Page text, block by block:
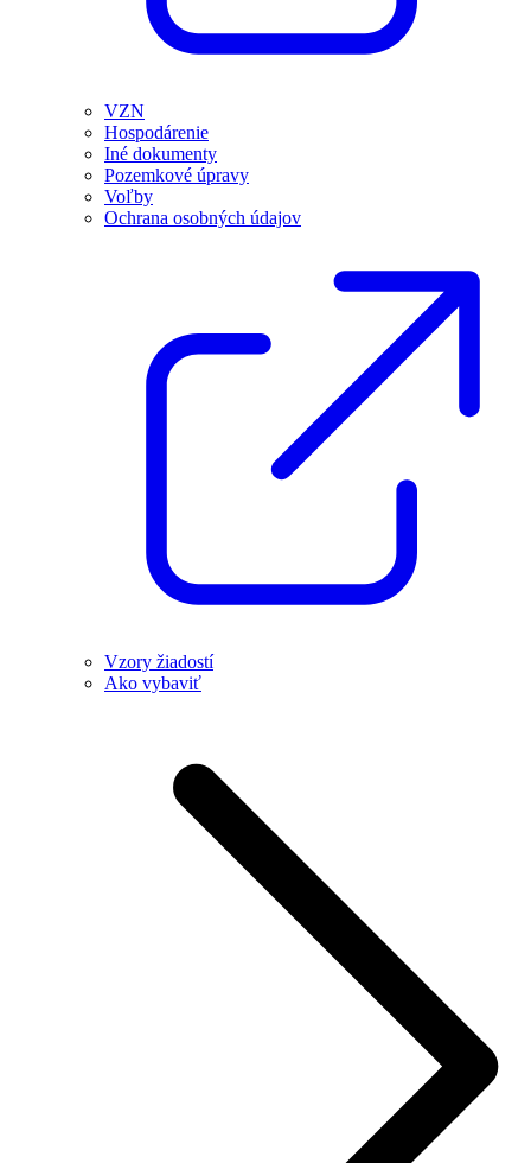
VZN
Hospodárenie
Iné dokumenty
Pozemkové úpravy
Voľby
Ochrana osobných údajov
Vzory žiadostí
Ako vybaviť